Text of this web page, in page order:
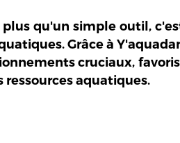
qu'un simple outil,
Grâce à
cruciaux,
ressources aquatiques.